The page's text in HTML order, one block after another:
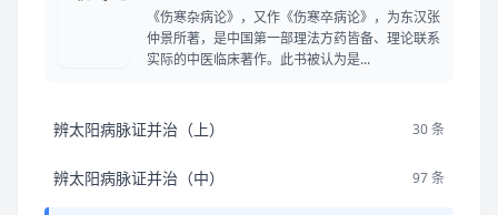
《伤寒杂病论》，又作《伤寒卒病论》，为东汉张
仲景所著，是中国第一部理法方药皆备、理论联系
实际的中医临床著作。此书被认为是...
辨太阳病脉证并治（上） 30 条
辨太阳病脉证并治（中） 97 条